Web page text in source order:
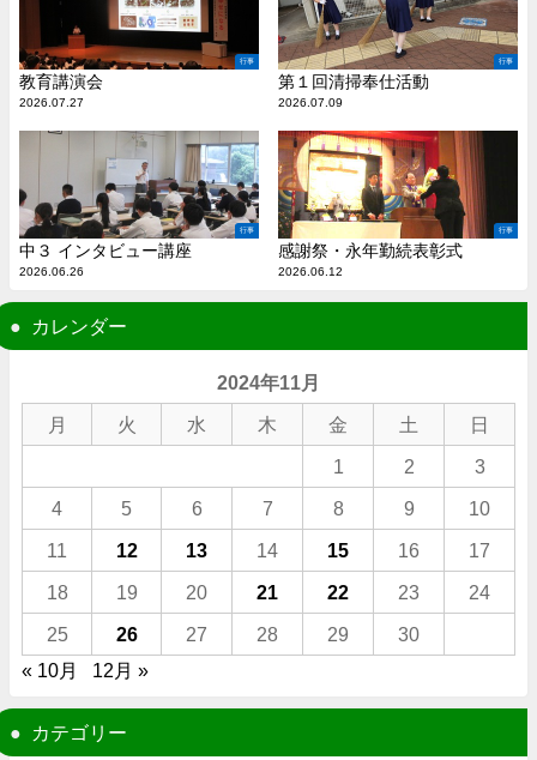
行事
教育講演会
2026.07.27
行事
第１回清掃奉仕活動
2026.07.09
行事
中３ インタビュー講座
2026.06.26
行事
感謝祭・永年勤続表彰式
2026.06.12
カレンダー
2024年11月
月 火 水 木 金 土 日
1 2 3
4 5 6 7 8 9 10
11 12 13 14 15 16 17
18 19 20 21 22 23 24
25 26 27 28 29
30
« 10月
12月 »
カテゴリー